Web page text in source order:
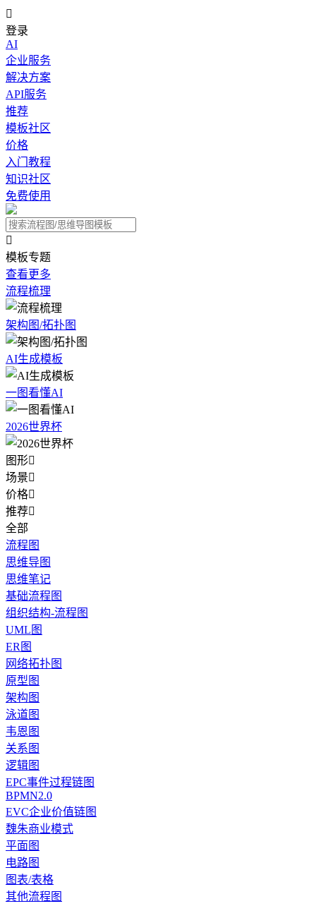

登录
AI
企业服务
解决方案
API服务
推荐
模板社区
价格
入门教程
知识社区
免费使用

模板专题
查看更多
流程梳理
架构图/拓扑图
AI生成模板
一图看懂AI
2026世界杯
图形
场景
价格
推荐
全部
流程图
思维导图
思维笔记
基础流程图
组织结构-流程图
UML图
ER图
网络拓扑图
原型图
架构图
泳道图
韦恩图
关系图
逻辑图
EPC事件过程链图
BPMN2.0
EVC企业价值链图
魏朱商业模式
平面图
电路图
图表/表格
其他流程图